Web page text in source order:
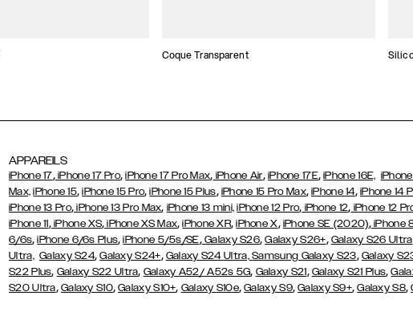
Coque Transparent
APPAREILS
iPhone 17,iPhone 17 Pro,iPhone 17 Pro Max, iPhone Air, iPhone 17E,iPhone 16E, iPhone
Max, iPhone 15,iPhone 15 Pro,iPhone 15 Plus, iPhone 15 Pro Max,iPhone 14, iPhone 14
iPhone 13 Pro, iPhone 13 Pro Max, iPhone 13 mini, iPhone 12 Pro, iPhone 12, iPhone 12
iPhone 11,iPhone XS,iPhone XS Max,iPhone XR,iPhone X, iPhone SE (2020),iPhone
6/6s,iPhone 6/6s Plus,iPhone 5/5s/SE,Galaxy S26,Galaxy S26+, Galaxy S26 Ultra
Ultra, Galaxy S24,Galaxy S24+, Galaxy S24 Ultra,Samsung Galaxy S23, Galaxy
S22 Plus, Galaxy S22 Ultra, Galaxy A52/ A52s 5G, Galaxy S21, Galaxy S21 Plus,
S20 Ultra, Galaxy S10,Galaxy S10+, Galaxy S10e,Galaxy S9,Galaxy S9+,Galaxy S8,